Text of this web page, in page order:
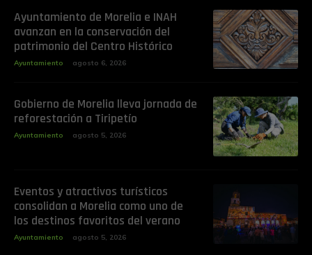
Ayuntamiento de Morelia e INAH
avanzan en la conservación del
patrimonio del Centro Histórico
Ayuntamiento agosto 6, 2026
Gobierno de Morelia lleva jornada de
reforestación a Tiripetío
Ayuntamiento agosto 5, 2026
Eventos y atractivos turísticos
consolidan a Morelia como uno de
los destinos favoritos del verano
Ayuntamiento agosto 5, 2026